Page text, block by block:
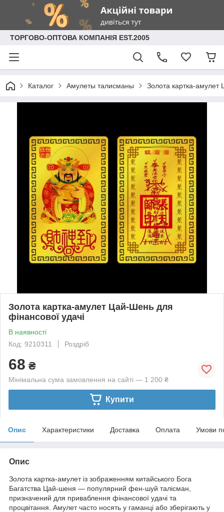
ТОРГОВО-ОПТОВА КОМПАНІЯ EST.2005
Каталог Амулеты талисманы Золота картка-амулет
Золота картка-амулет Цай-Шень для
фінансової удачі
В наявності
Код: 9210311
Роздріб
68 ₴
Мінімальна сума замовлення на сайті — 1 200 ₴
Купити
Опис Характеристики Доставка Оплата Умови
Опис
Золота картка-амулет із зображенням китайського Бога
Багатства Цай-шеня — популярний фен-шуй талісман,
призначений для приваблення фінансової удачі та
процвітання. Амулет часто носять у гаманці або зберігають у